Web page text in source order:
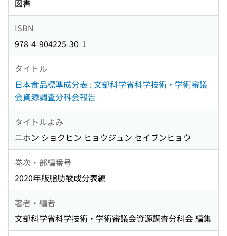
図書
ISBN
978-4-904225-30-1
タイトル
日本食品標準成分表 : 文部科学省科学技術・学術審議
会資源調査分科会報告
タイトルよみ
ニホン ショクヒン ヒョウジュン セイブンヒョウ
巻次・部編番号
2020年版脂肪酸成分表編
著者・編者
文部科学省科学技術・学術審議会資源調査分科会 編集